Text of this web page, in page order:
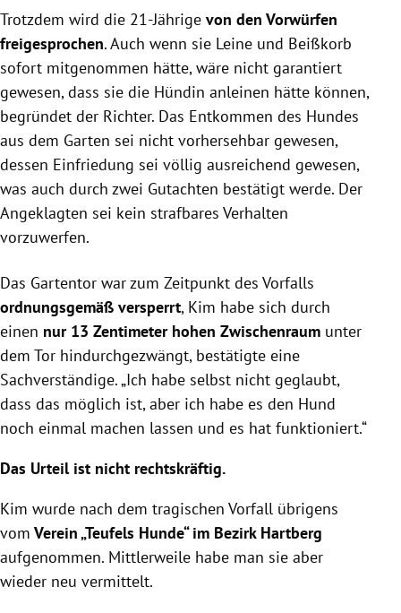
Trotzdem wird die 21-Jährige von den Vorwürfen
freigesprochen. Auch wenn sie Leine und Beißkorb
sofort mitgenommen hätte, wäre nicht garantiert
gewesen, dass sie die Hündin anleinen hätte können,
begründet der Richter. Das Entkommen des Hundes
aus dem Garten sei nicht vorhersehbar gewesen,
dessen Einfriedung sei völlig ausreichend gewesen,
was auch durch zwei Gutachten bestätigt werde. Der
Angeklagten sei kein strafbares Verhalten
vorzuwerfen.
Das Gartentor war zum Zeitpunkt des Vorfalls
ordnungsgemäß versperrt, Kim habe sich durch
einen nur 13 Zentimeter hohen Zwischenraum unter
dem Tor hindurchgezwängt, bestätigte eine
Sachverständige. „Ich habe selbst nicht geglaubt,
dass das möglich ist, aber ich habe es den Hund
noch einmal machen lassen und es hat funktioniert.“
Das Urteil ist nicht rechtskräftig.
Kim wurde nach dem tragischen Vorfall übrigens
vom Verein „Teufels Hunde“ im Bezirk Hartberg
aufgenommen. Mittlerweile habe man sie aber
wieder neu vermittelt.